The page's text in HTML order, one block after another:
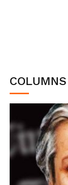
COLUMNS